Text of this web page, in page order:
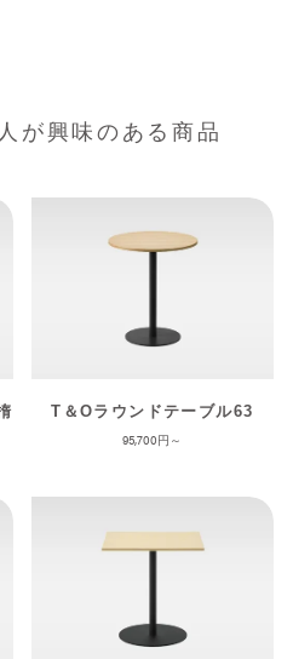
が興味のある商品
T＆Oラウンドテーブル63
95,700